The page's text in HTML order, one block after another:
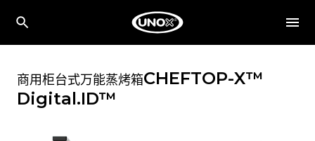
商用柜台式万能蒸烤箱CHEFTOP-X™
Digital.ID™